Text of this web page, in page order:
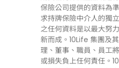
保險公司提供的資料為
求持牌保險中介人的獨
之任何資料是以最大努
新而成。10Life 集團及
理、董事、職員、員工
或損失負上任何責任。